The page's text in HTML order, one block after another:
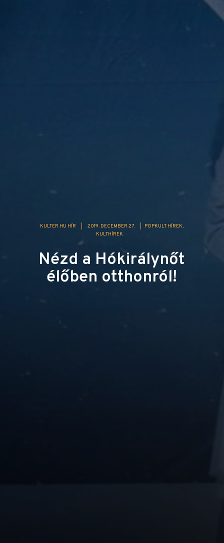
KULTER.HU HÍR 2019. DECEMBER 27.
POPKULT HÍREK
KULTHÍREK
Nézd a Hókirálynőt
élőben otthonról!